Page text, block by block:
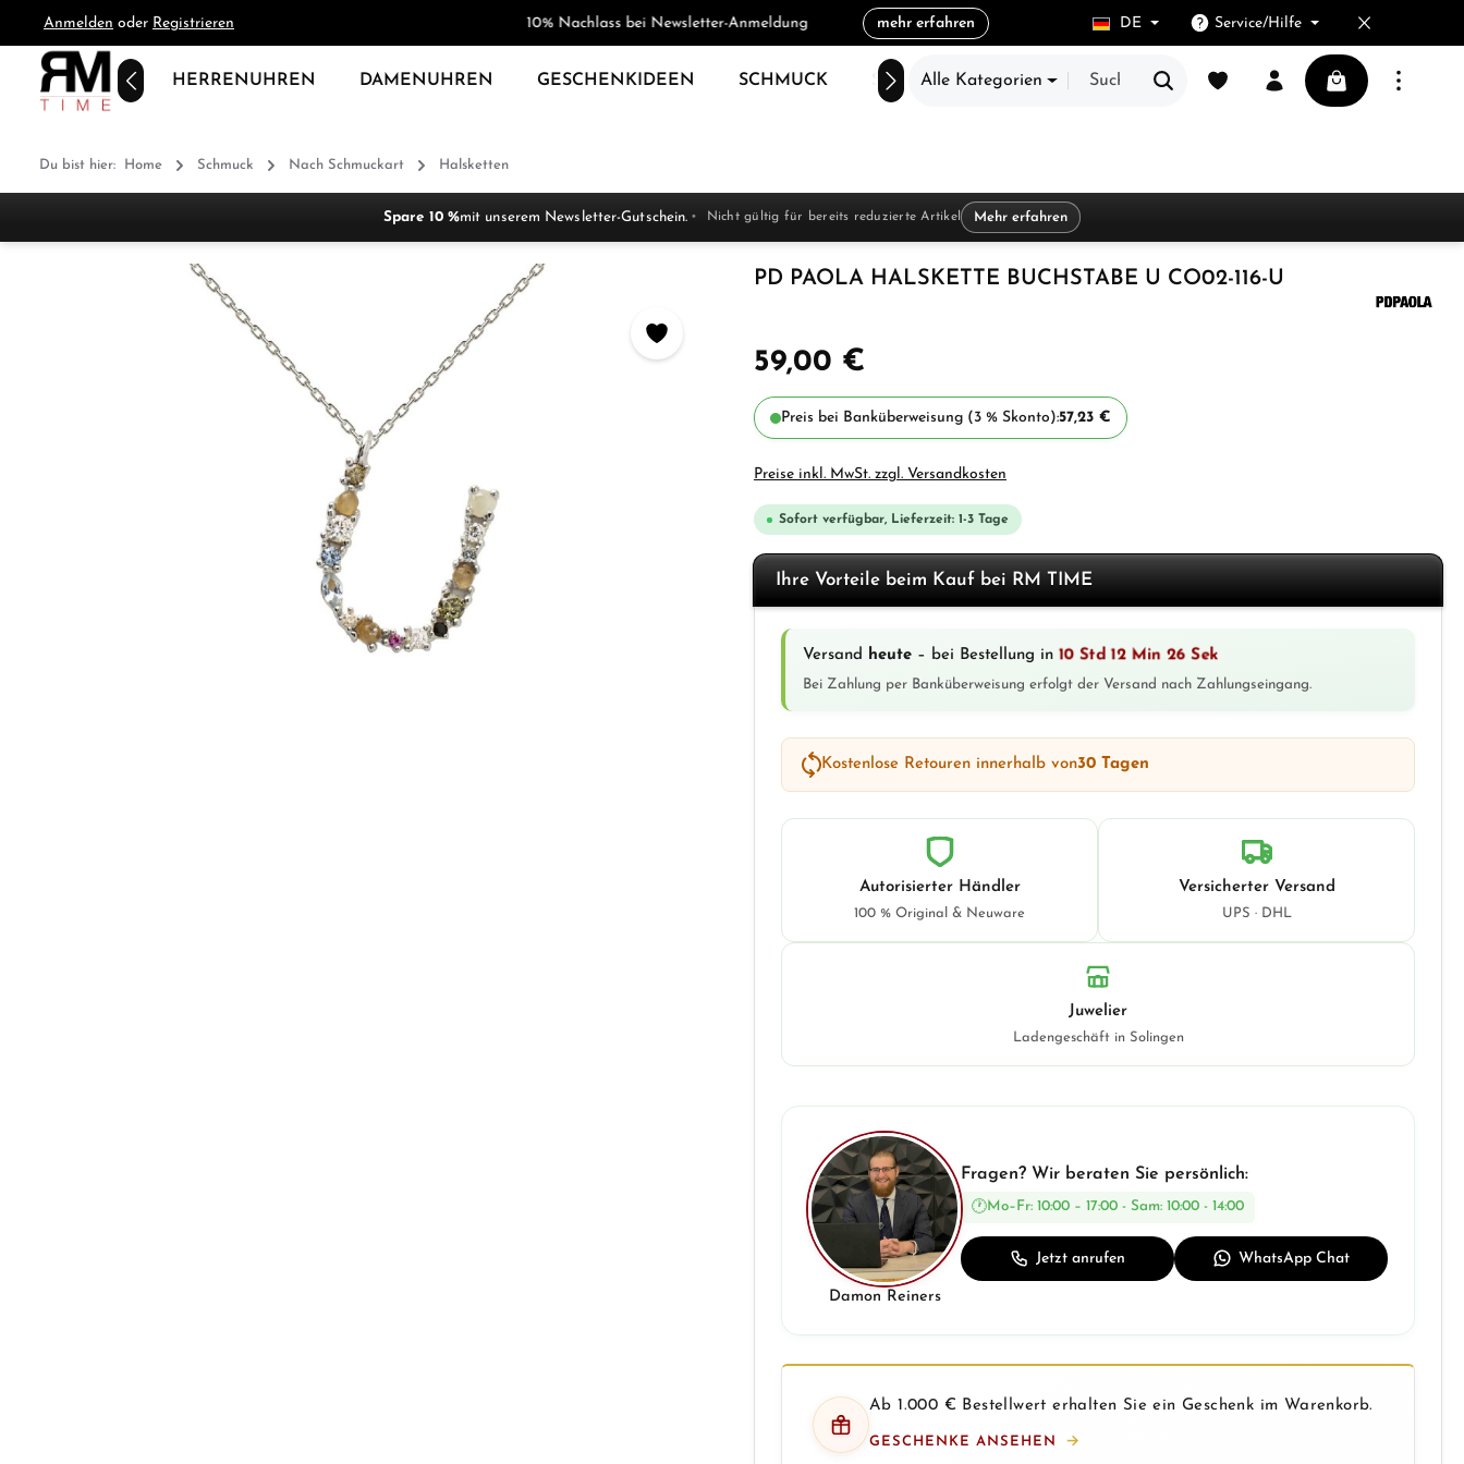
Zur Hauptnavigation springen
Anmelden oder Registrieren 10% Nachlass bei Newsletter-Anmeldung mehr erfahren DE Service/Hilfe
HOME HERRENUHREN DAMENUHREN GESCHENKIDEEN SCHMUCK SALE Alle Kategorien
Du hast 0 Produkte auf dem
Warenkorb
Du bist hier: Home Schmuck Nach Schmuckart Halsketten
Spare 10 %mit unserem Newsletter-Gutschein. Nicht gültig für bereits reduzierte Artikel Mehr erfahren
Bildergalerie überspringen PD PAOLA HALSKETTE BUCHSTABE U CO02-116-U
59,00 €
Preis bei Banküberweisung (3 % Skonto):57,23 €
Preise inkl. MwSt. zzgl. Versandkosten
Sofort verfügbar, Lieferzeit: 1-3 Tage
Ihre Vorteile beim Kauf bei RM TIME
Versand heute – bei Bestellung in 10 Std 12 Min 26 Sek
Bei Zahlung per Banküberweisung erfolgt der Versand nach Zahlungseingang.
Kostenlose Retouren innerhalb von30 Tagen
Autorisierter Händler
100 % Original & Neuware
Versicherter Versand
UPS · DHL
Juwelier
Ladengeschäft in Solingen
Damon Reiners
Fragen? Wir beraten Sie persönlich:
Mo–Fr: 10:00 – 17:00 - Sam: 10:00 - 14:00
Jetzt anrufen WhatsApp Chat
Ab 1.000 € Bestellwert erhalten Sie ein Geschenk im Warenkorb.
GESCHENKE ANSEHEN